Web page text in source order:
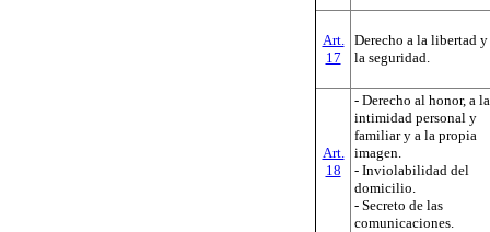
Art.
17
Derecho a la libertad y
la seguridad.
Art.
18
- Derecho al honor, a la
intimidad personal y
familiar y a la propia
imagen.
- Inviolabilidad del
domicilio.
- Secreto de las
comunicaciones.